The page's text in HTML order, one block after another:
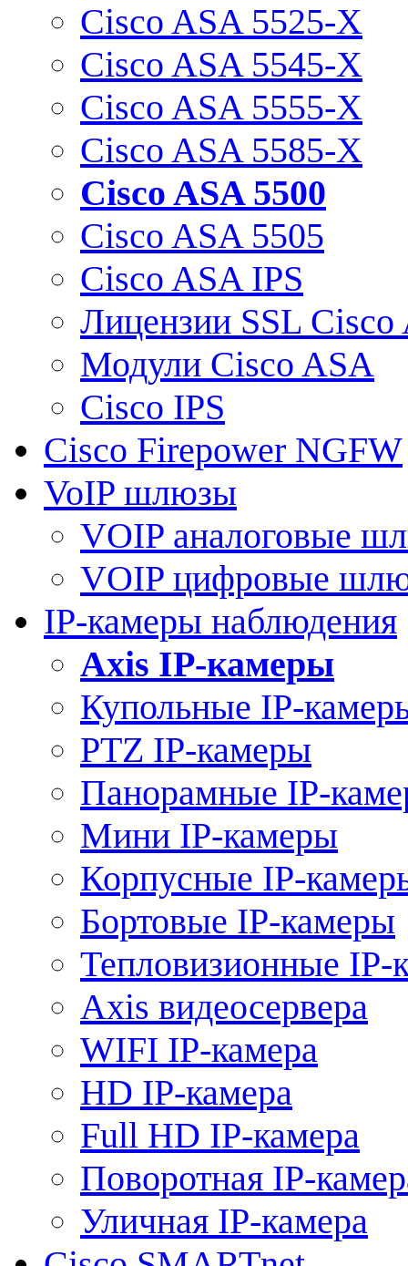
Cisco ASA 5525-X
Cisco ASA 5545-X
Cisco ASA 5555-X
Cisco ASA 5585-X
Cisco ASA 5500
Cisco ASA 5505
Cisco ASA IPS
Лицензии SSL Cisco
Модули Cisco ASA
Cisco IPS
Cisco Firepower NGFW
VoIP шлюзы
VOIP аналоговые
VOIP цифровые
IP-камеры наблюдения
Axis IP-камеры
Купольные IP-
PTZ IP-камеры
Панорамные IP-
Мини IP-камеры
Корпусные IP-
Бортовые IP-камеры
Тепловизионные IP-
Axis видеосервера
WIFI IP-камера
HD IP-камера
Full HD IP-камера
Поворотная IP-
Уличная IP-камера